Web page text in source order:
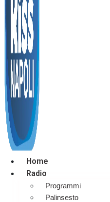
Home
Radio
Programmi
Palinsesto